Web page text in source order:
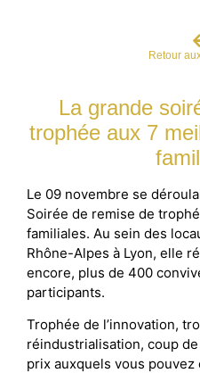
Retour
La grande
trophée aux 7
Le 09 novembre se
Soirée de remise de
familiales. Au sein des
Rhône-Alpes à Lyon, elle
encore, plus de 400
participants.
Trophée de l’innovation,
réindustrialisation, coup
prix auxquels vous